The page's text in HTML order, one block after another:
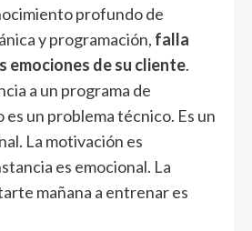
profundo de
y programación, falla
emociones de su cliente.
a un programa de
un problema técnico. Es un
La motivación es
es emocional. La
mañana a entrenar es